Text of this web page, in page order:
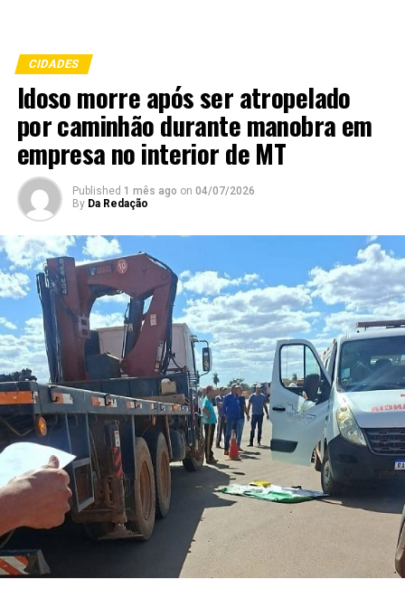
CIDADES
Idoso morre após ser atropelado
por caminhão durante manobra em
empresa no interior de MT
Published 1 mês ago on 04/07/2026
By Da Redação